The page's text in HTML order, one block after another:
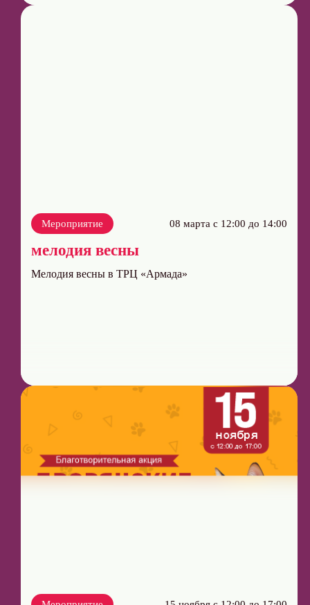
Мероприятие 08 марта с 12:00 до 14:00
мелодия весны
Мелодия весны в ТРЦ «Армада»